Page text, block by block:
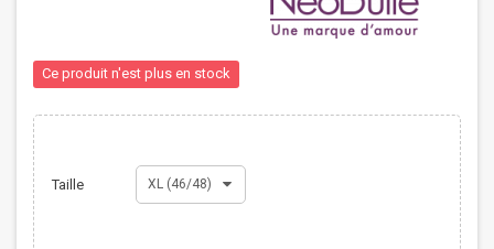
Ce produit n'est plus en stock
Taille XL (46/48)